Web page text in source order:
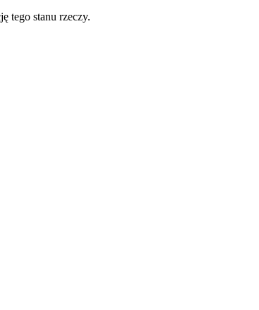
tego stanu rzeczy.